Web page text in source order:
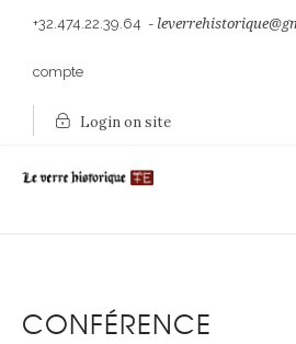
+32.474.22.39.64 -
compte
Login on site
CONFÉRENCE